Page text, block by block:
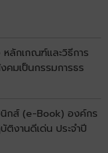
หลักเกณฑ์และวิธีการ
คมเป็นกรรมการธร
กส์ (e-Book) องค์กร
งานดีเด่น ประจำปี